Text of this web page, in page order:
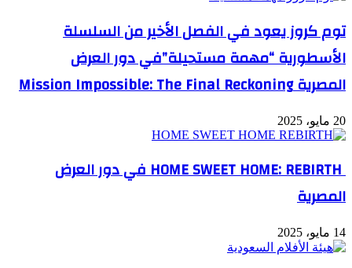
توم كروز يعود في الفصل الأخير من السلسلة
الأسطورية “مهمة مستحيلة”في دور العرض
المصرية Mission Impossible: The Final Reckoning
20 مايو، 2025
HOME SWEET HOME: REBIRTH في دور العرض
المصرية
14 مايو، 2025